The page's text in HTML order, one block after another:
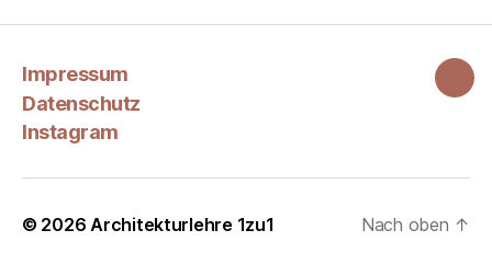
Impressum
Datenschutz
Instagram
© 2026Architekturlehre 1zu1 Nach oben ↑